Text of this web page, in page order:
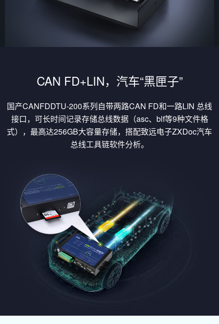
CAN FD+LIN，汽车“黑匣子”
国产CANFDDTU-200系列自带两路CAN FD和一路LIN 总线
接口，可长时间记录存储总线数据（asc、blf等9种文件格
式），最高达256GB大容量存储，搭配致远电子ZXDoc汽车
总线工具链软件分析。